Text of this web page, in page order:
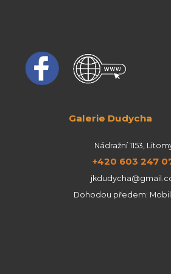
Galerie Dudycha
Nádražní 1153,
+420 603 247
Dohodou předem: